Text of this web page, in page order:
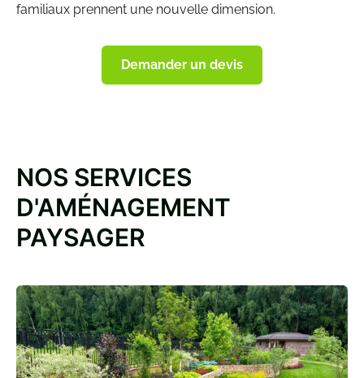
familiaux prennent une nouvelle dimension.
Demander un devis
NOS SERVICES
D'AMÉNAGEMENT
PAYSAGER